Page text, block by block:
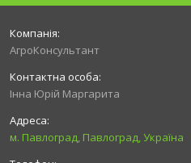
АгроКонсультант
Інна Юрій Маргарита
м. Павлоград, Павлоград, Україна